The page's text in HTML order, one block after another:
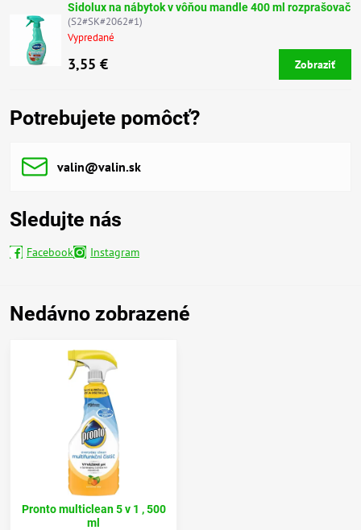
Sidolux na nábytok v vôňou mandle 400 ml rozprašovač
(S2#SK#2062#1)
Vypredané
3,55 € Zobraziť
Potrebujete pomôcť?
valin​@valin​.sk
Sledujte nás
Facebook Instagram
Nedávno zobrazené
Pronto multiclean 5 v 1 , 500
ml